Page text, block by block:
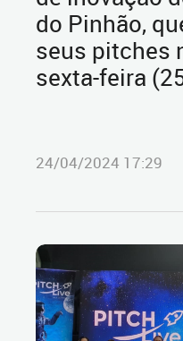
do Pinhão,
seus pitches
sexta-feira
24/04/2024 17:29